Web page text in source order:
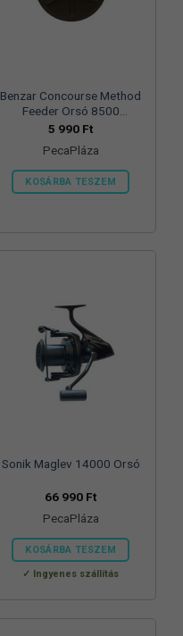
Benzar Concourse Method
Feeder Orsó 8500
Fékcsillag
5 990 Ft
PecaPláza
KOSÁRBA TESZEM
A
változatok
a
termékoldalon
választhatók
Sonik Maglev 14000 Orsó
66 990 Ft
PecaPláza
KOSÁRBA TESZEM
Ennek
Ingyenes szállítás